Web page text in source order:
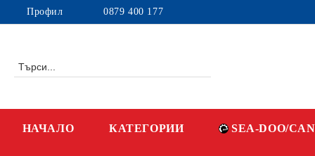
Профил 0879 400 177
НАЧАЛО КАТЕГОРИИ SEA-DOO/